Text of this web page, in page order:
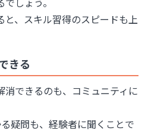
、スキル習得のスピードも上
きる
できるのも、コミュニティに
疑問も、経験者に聞くことで